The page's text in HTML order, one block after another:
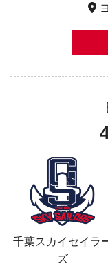
千葉スカイセイラ
ズ